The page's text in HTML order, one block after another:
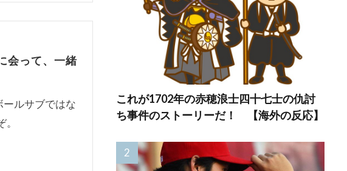
会って、一緒
ルサブではな
これが1702年の赤穂浪士四十七士の仇討
ち事件のストーリーだ！ 【海外の反応】